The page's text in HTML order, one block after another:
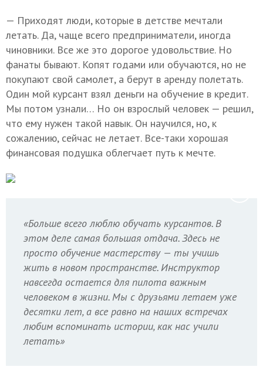
— Приходят люди, которые в детстве мечтали
летать. Да, чаще всего предприниматели, иногда
чиновники. Все же это дорогое удовольствие. Но
фанаты бывают. Копят годами или обучаются, но не
покупают свой самолет, а берут в аренду полетать.
Один мой курсант взял деньги на обучение в кредит.
Мы потом узнали… Но он взрослый человек — решил,
что ему нужен такой навык. Он научился, но, к
сожалению, сейчас не летает. Все-таки хорошая
финансовая подушка облегчает путь к мечте.
«Больше всего люблю обучать курсантов. В
этом деле самая большая отдача. Здесь не
просто обучение мастерству — ты учишь
жить в новом пространстве. Инструктор
навсегда остается для пилота важным
человеком в жизни. Мы с друзьями летаем уже
десятки лет, а все равно на наших встречах
любим вспоминать истории, как нас учили
летать»